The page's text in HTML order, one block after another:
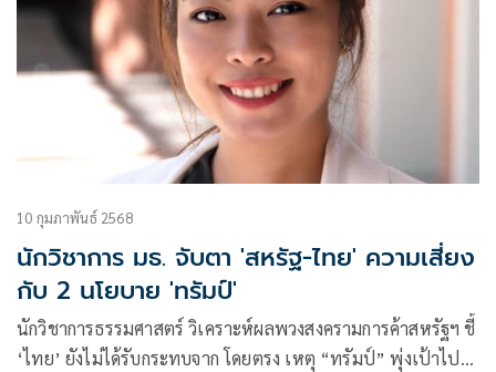
10 กุมภาพันธ์ 2568
นักวิชาการ มธ. จับตา 'สหรัฐ-ไทย' ความเสี่ยง
กับ 2 นโยบาย 'ทรัมป์'
นักวิชาการธรรมศาสตร์ วิเคราะห์ผลพวงสงครามการค้าสหรัฐฯ ชี้
‘ไทย’ ยังไม่ได้รับกระทบจาก โดยตรง เหตุ “ทรัมป์” พุ่งเป้าไปที่